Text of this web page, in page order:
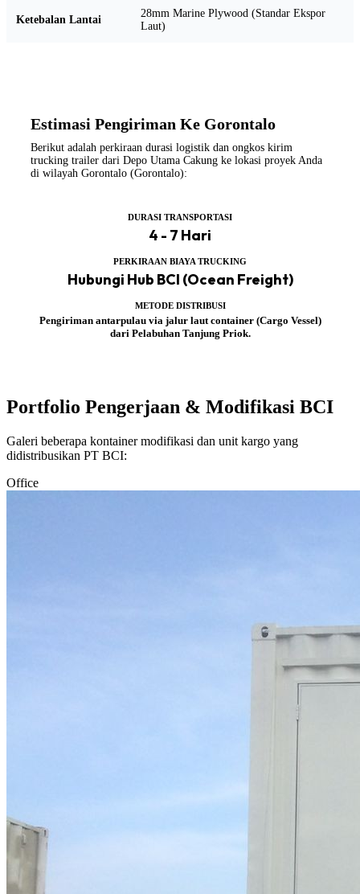
Ketebalan Lantai
28mm Marine Plywood (Standar Ekspor
Laut)
Estimasi Pengiriman Ke Gorontalo
Berikut adalah perkiraan durasi logistik dan ongkos kirim
trucking trailer dari Depo Utama Cakung ke lokasi proyek Anda
di wilayah Gorontalo (Gorontalo):
DURASI TRANSPORTASI
4 - 7 Hari
PERKIRAAN BIAYA TRUCKING
Hubungi Hub BCI (Ocean Freight)
METODE DISTRIBUSI
Pengiriman antarpulau via jalur laut container (Cargo Vessel)
dari Pelabuhan Tanjung Priok.
Portfolio Pengerjaan & Modifikasi BCI
Galeri beberapa kontainer modifikasi dan unit kargo yang
didistribusikan PT BCI:
Office